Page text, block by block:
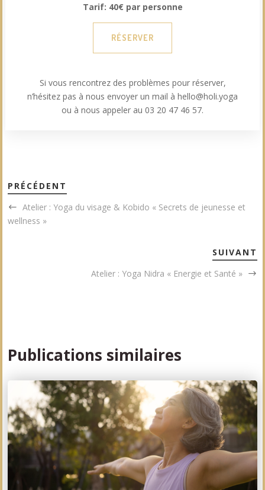
Tarif: 40€ par personne
RÉSERVER
Si vous rencontrez des problèmes pour réserver,
n’hésitez pas à nous envoyer un mail à hello@holi.yoga
ou à nous appeler au 03 20 47 46 57.
PRÉCÉDENT
Atelier : Yoga du visage & Kobido « Secrets de jeunesse et
wellness »
SUIVANT
Atelier : Yoga Nidra « Energie et Santé »
Publications similaires